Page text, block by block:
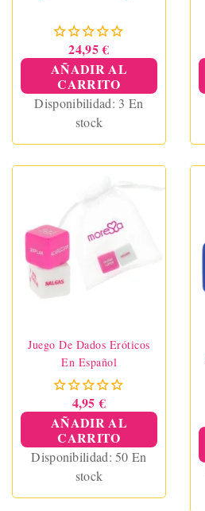
24,95 €
AÑADIR AL
CARRITO
Disponibilidad: 3 En
stock
Juego De Dados Eróticos
En Español
4,95 €
AÑADIR AL
CARRITO
Disponibilidad:50 En
stock